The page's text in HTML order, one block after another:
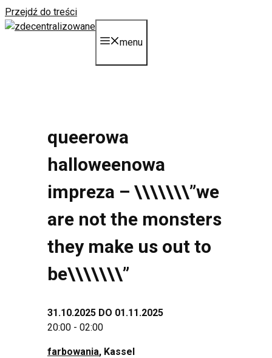
Przejdź do treści
menu
queerowa
halloweenowa
impreza – \\\\\\\”we
are not the monsters
they make us out to
be\\\\\\\”
31.10.2025 DO 01.11.2025
20:00 - 02:00
farbowania, Kassel